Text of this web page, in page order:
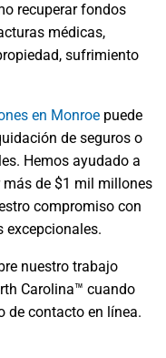
recuperar fondos
médicas,
sufrimiento
en Monroe puede
de seguros o
Hemos ayudado a
más de $1 mil millones
compromiso con
excepcionales.
nuestro trabajo
Carolina™ cuando
de contacto en línea.